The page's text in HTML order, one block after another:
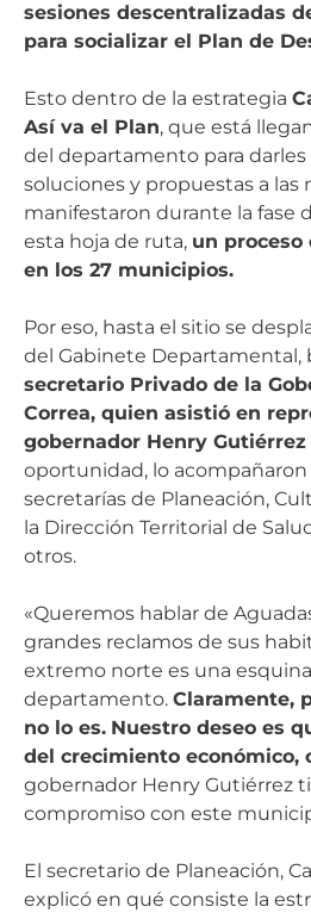
sesiones descentralizadas
para socializar el Plan de
Esto dentro de la estrategia
Así va el Plan, que está
del departamento para darles
soluciones y propuestas a las
manifestaron durante la fase
esta hoja de ruta, un proceso
en los 27 municipios.
Por eso, hasta el sitio se
del Gabinete Departamental,
secretario Privado de la
Correa, quien asistió en
gobernador Henry Gutiérrez
oportunidad, lo acompañaron
secretarías de Planeación,
la Dirección Territorial de
otros.
«Queremos hablar de
grandes reclamos de sus
extremo norte es una
departamento. Claramente,
no lo es. Nuestro deseo es
del crecimiento económico,
gobernador Henry Gutiérrez
compromiso con este
El secretario de Planeación,
explicó en qué consiste la